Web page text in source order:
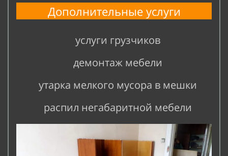
Дополнительные услуги
услуги грузчиков
демонтаж мебели
утарка мелкого мусора в мешки
распил негабаритной мебели